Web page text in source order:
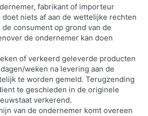
fabrikant of importeur
niets af aan de wettelijke rechten
consument op grond van de
de ondernemer kan doen
of verkeerd geleverde producten
weken na levering aan de
te worden gemeld. Terugzending
te geschieden in de originele
verkerend.
van de ondernemer komt overeen